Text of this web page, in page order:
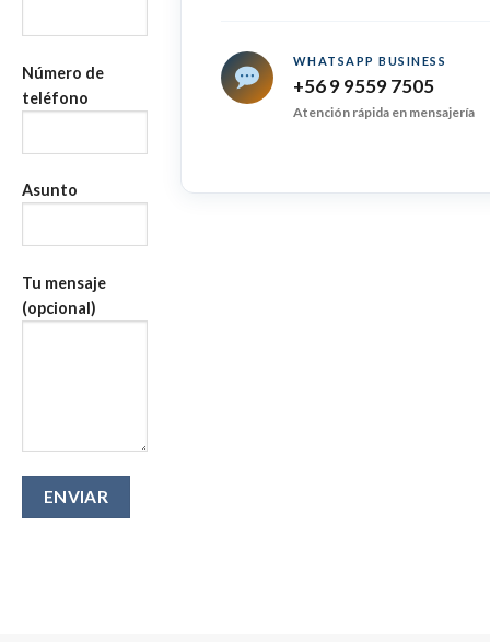
Número de
teléfono
Asunto
Tu mensaje
(opcional)
WHATSAPP BUSINESS
+56 9 9559 7505
Atención rápida en mensajería